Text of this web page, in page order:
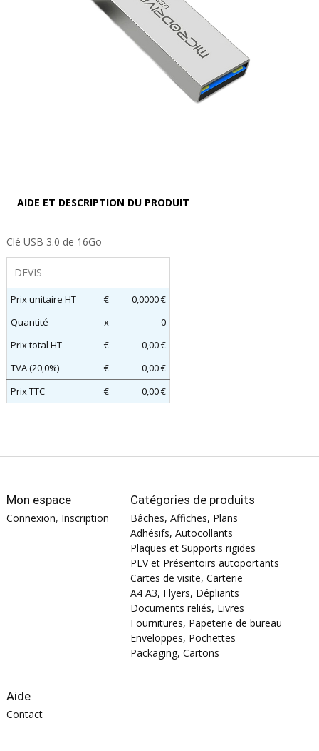
AIDE ET DESCRIPTION DU PRODUIT
Clé USB 3.0 de 16Go
DEVIS
Prix unitaire HT €
0,0000 €
Quantité
x
0
Prix total HT
€
0,00 €
TVA (20,0%)
€
0,00 €
Prix TTC
€ 0,00 €
Mon espace
Connexion, Inscription
Catégories de produits
Bâches, Affiches, Plans
Adhésifs, Autocollants
Plaques et Supports rigides
PLV et Présentoirs autoportants
Cartes de visite, Carterie
A4 A3, Flyers, Dépliants
Documents reliés, Livres
Fournitures, Papeterie de bureau
Enveloppes, Pochettes
Packaging, Cartons
Aide
Contact